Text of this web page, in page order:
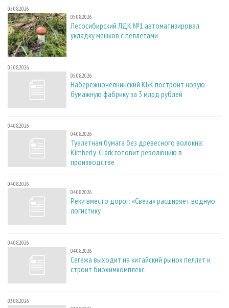
05.08.2026
05.08.2026
Лесосибирский ЛДК №1 автоматизировал
укладку мешков с пеллетами
05.08.2026
05.08.2026
Набережночелнинский КБК построит новую
бумажную фабрику за 3 млрд рублей
04.08.2026
04.08.2026
Туалетная бумага без древесного волокна:
Kimberly-Clark готовит революцию в
производстве
04.08.2026
04.08.2026
Реки вместо дорог: «Свеза» расширяет водную
логистику
04.08.2026
04.08.2026
Сегежа выходит на китайский рынок пеллет и
строит биохимкомплекс
03.08.2026